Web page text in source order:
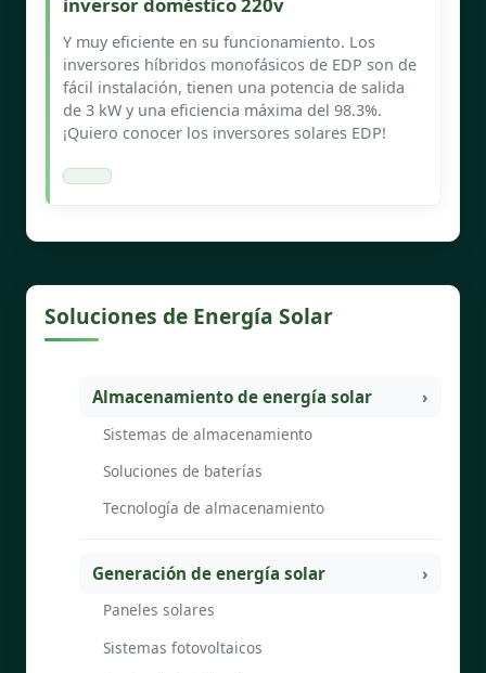
Y muy eficiente en su funcionamiento. Los
inversores híbridos monofásicos de EDP son de
fácil instalación, tienen una potencia de salida
de 3 kW y una eficiencia máxima del 98.3%.
¡Quiero conocer los inversores solares EDP!
Soluciones de Energía Solar
Almacenamiento de energía solar
Sistemas de almacenamiento
Soluciones de baterías
Tecnología de almacenamiento
Generación de energía solar
Paneles solares
Sistemas fotovoltaicos